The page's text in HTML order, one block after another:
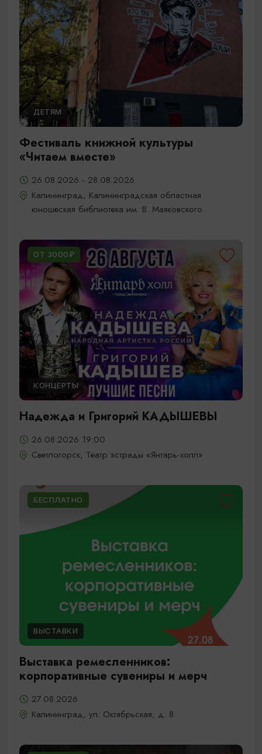
ДЕТЯМ
Фестиваль книжной культуры
«Читаем вместе»
26.08.2026 - 28.08.2026
Калининград, Калининградская областная
юношеская библиотека им. В. Маяковского
ОТ 3000₽
КОНЦЕРТЫ
Надежда и Григорий КАДЫШЕВЫ
26.08.2026 19:00
Светлогорск, Театр эстрады «Янтарь-холл»
БЕСПЛАТНО
ВЫСТАВКИ
Выставка ремесленников:
корпоративные сувениры и мерч
27.08.2026
Калининград, ул. Октябрьская, д. 8